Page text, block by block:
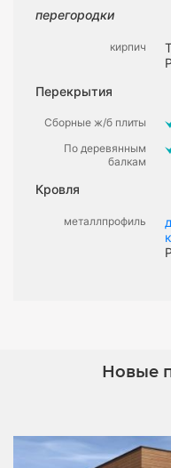
перегородки
кирпич
Перекрытия
Сборные ж/б плиты
По деревянным
балкам
Кровля
металлпрофиль
Новые